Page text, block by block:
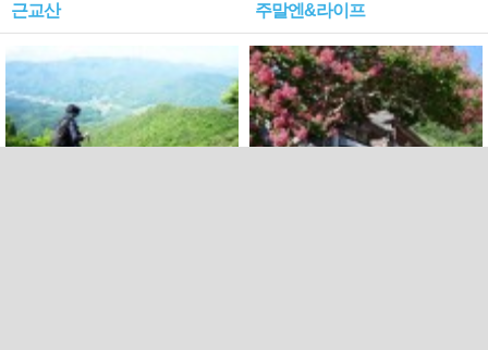
근교산 주말엔&라이프